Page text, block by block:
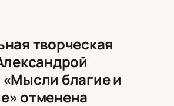
творческая
благие и
отменена